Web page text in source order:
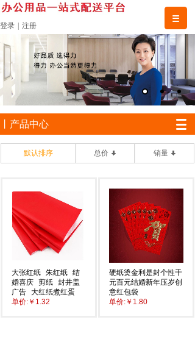
登录 注册
丨产品中心
默认排序 总价 销量
大张红纸 朱红纸 结
婚喜庆 剪纸 封井盖
广告 大红纸煮红蛋
单价: ￥1.32
硬纸烫金利是封个性千
元百元结婚新年压岁创
意红包袋
单价: ￥1.80